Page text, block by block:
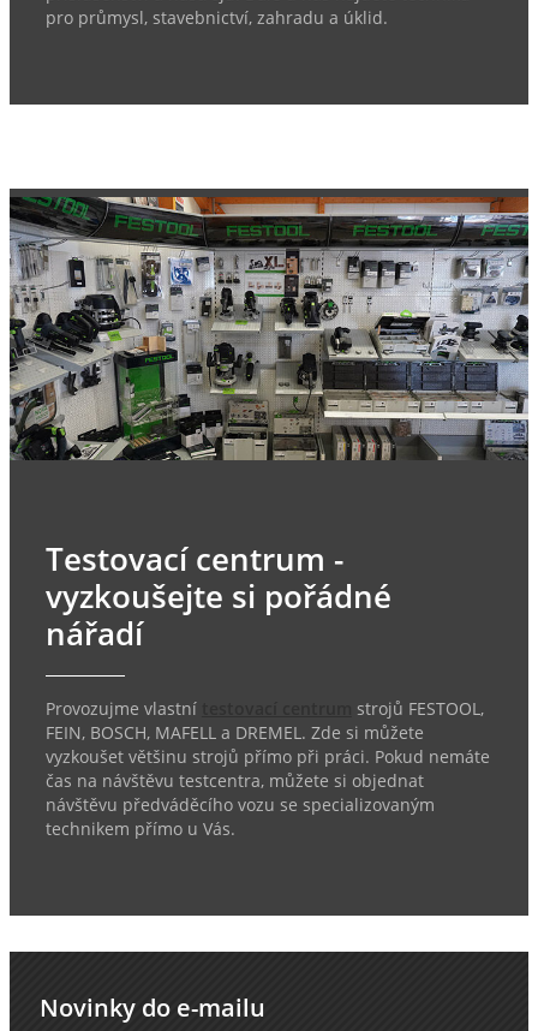
pro průmysl, stavebnictví, zahradu a úklid.
Testovací centrum -
vyzkoušejte si pořádné
nářadí
Provozujme vlastní
strojů FESTOOL,
FEIN, BOSCH, MAFELL a DREMEL. Zde si můžete
vyzkoušet většinu strojů přímo při práci. Pokud nemáte
čas na návštěvu testcentra, můžete si objednat
návštěvu předváděcího vozu se specializovaným
technikem přímo u Vás.
Novinky do e-mailu